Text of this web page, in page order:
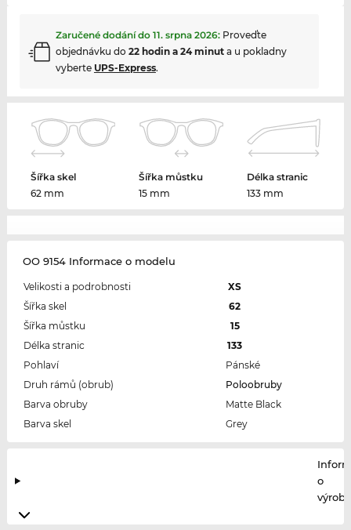
Zaručené dodání do 11. srpna 2026: Proveďte
objednávku do 22 hodin a 24 minuta u pokladny
vyberte UPS-Express.
Šířka skel
62 mm
Šířka můstku
15 mm
Délka stranic
133 mm
OO 9154 Informace o modelu
Velikosti a podrobnosti
XS
Šířka skel
62
Šířka můstku
15
Délka stranic
133
Pohlaví
Pánské
Druh rámů (obrub)
Poloobruby
Barva obruby
Matte Black
Barva skel
Grey
o